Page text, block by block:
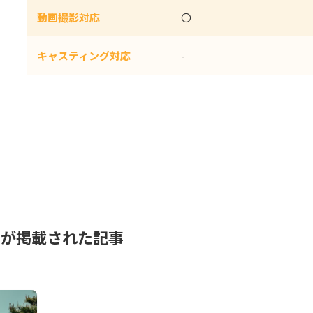
動画撮影対応 〇
キャスティング対応 -
掲載された記事